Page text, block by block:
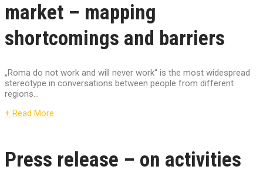
market – mapping
shortcomings and barriers
„Roma do not work and will never work“ is the most widespread
stereotype in conversations between people from different
regions...
+ Read More
Press release – on activities